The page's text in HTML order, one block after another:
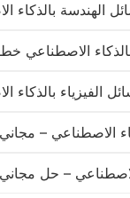
الهندسة بالذكاء
الفيزياء بالذكاء